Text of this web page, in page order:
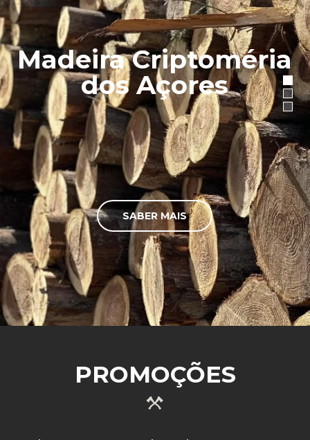
Madeira Criptoméria
dos Açores
SABER MAIS
PROMOÇÕES